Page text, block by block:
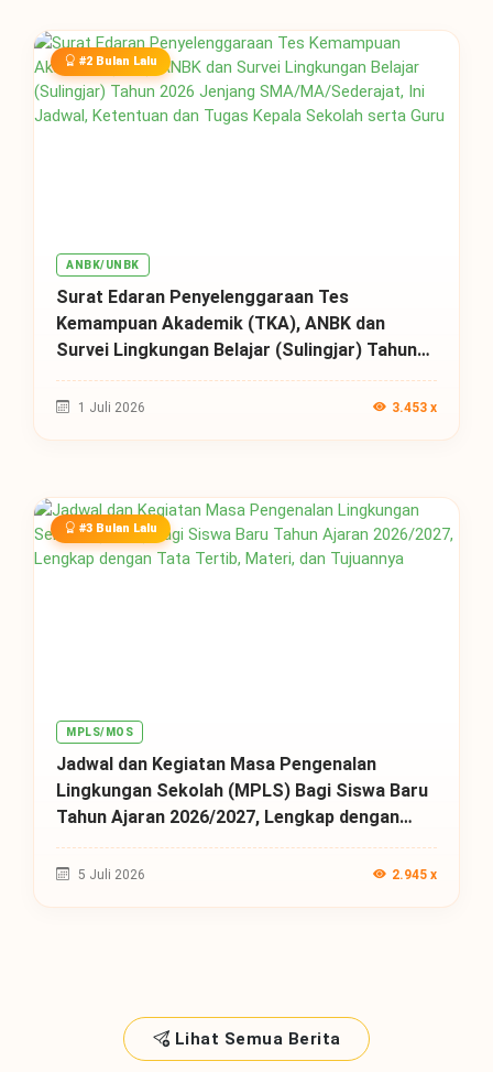
#2 Bulan Lalu
ANBK/UNBK
Surat Edaran Penyelenggaraan Tes
Kemampuan Akademik (TKA), ANBK dan
Survei Lingkungan Belajar (Sulingjar) Tahun
2026 Jenjang SMA/MA/Sederajat, Ini Jadwal,
Ketentuan dan Tugas Kepala Sekolah serta
1 Juli 2026 3.453 x
#3 Bulan Lalu
MPLS/MOS
Jadwal dan Kegiatan Masa Pengenalan
Lingkungan Sekolah (MPLS) Bagi Siswa Baru
Tahun Ajaran 2026/2027, Lengkap dengan
Tata Tertib, Materi, dan Tujuannya
5 Juli 2026 2.945 x
Lihat Semua Berita